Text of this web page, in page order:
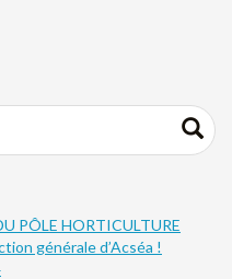
PÔLE HORTICULTURE
générale d’Acséa !